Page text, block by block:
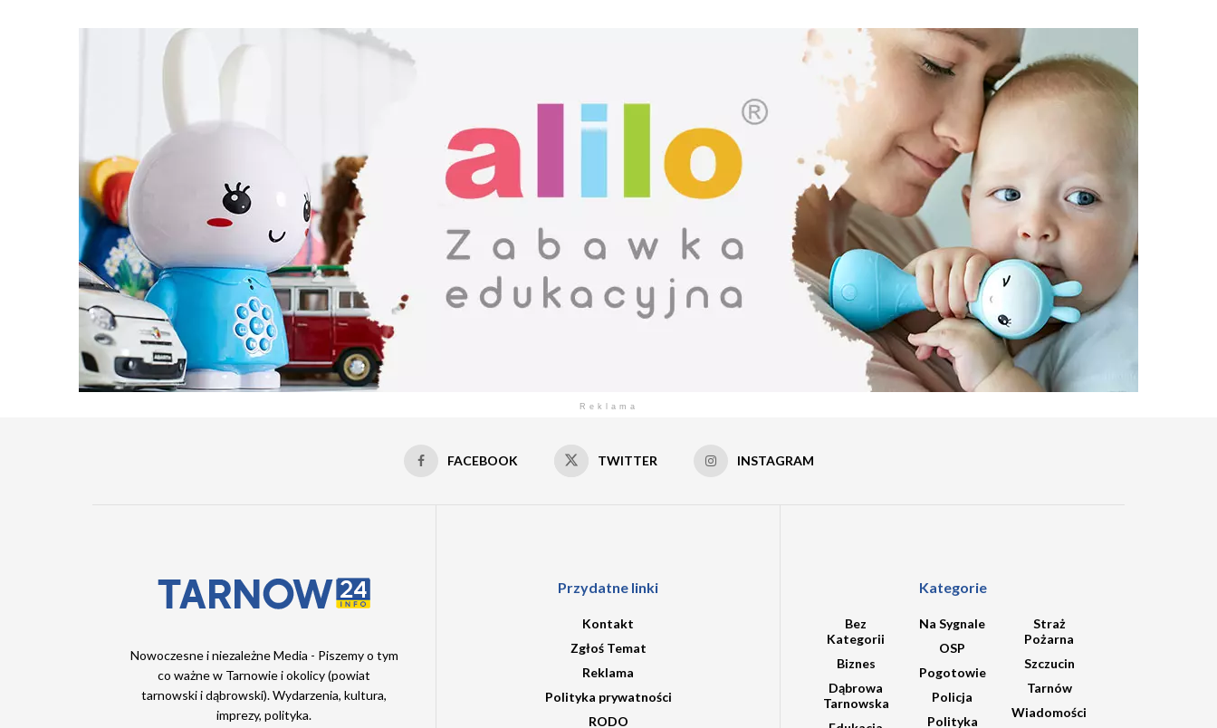
Reklama
FACEBOOK TWITTER INSTAGRAM
Nowoczesne i niezależne Media - Piszemy o tym
co ważne w Tarnowie i okolicy (powiat
tarnowski i dąbrowski). Wydarzenia, kultura,
imprezy, polityka.
Przydatne linki
Kontakt
Zgłoś Temat
Reklama
Polityka prywatności
RODO
Kategorie
Bez
Kategorii
Biznes
Dąbrowa
Tarnowska
Na Sygnale
OSP
Pogotowie
Policja
Polityka
Straż
Pożarna
Szczucin
Tarnów
Wiadomości